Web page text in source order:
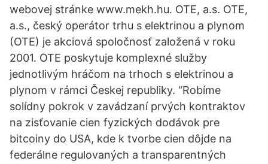
webovej stránke www.mekh.hu. OTE, a.s. OTE,
a.s., český operátor trhu s elektrinou a plynom
(OTE) je akciová spoločnosť založená v roku
2001. OTE poskytuje komplexné služby
jednotlivým hráčom na trhoch s elektrinou a
plynom v rámci Českej republiky. “Robíme
solídny pokrok v zavádzaní prvých kontraktov
na zisťovanie cien fyzických dodávok pre
bitcoiny do USA, kde k tvorbe cien dôjde na
federálne regulovaných a transparentných